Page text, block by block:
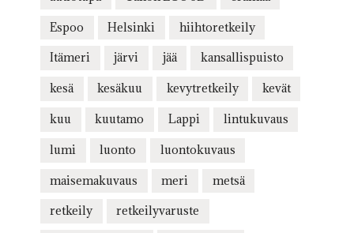
Espoo Helsinki hiihtoretkeily
Itämeri järvi jää kansallispuisto
kesä kesäkuu kevytretkeily kevät
kuu kuutamo Lappi lintukuvaus
lumi luonto luontokuvaus
maisemakuvaus meri metsä
retkeily retkeilyvaruste